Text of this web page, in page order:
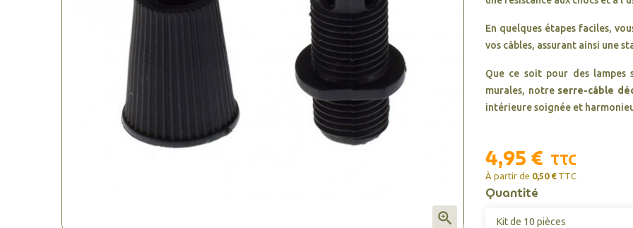

En quelques étapes faciles,
vos câbles, assurant ainsi une
Que ce soit pour des lampes
murales, notre serre-câble
intérieure soignée et
4,95 € TTC
À partir de 0,50 € TTC
Quantité